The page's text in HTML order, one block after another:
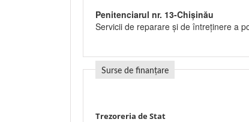
Penitenciarul nr. 13-Chișinău
Servicii de reparare şi de întreţinere a
Surse de finanțare
Trezoreria de Stat